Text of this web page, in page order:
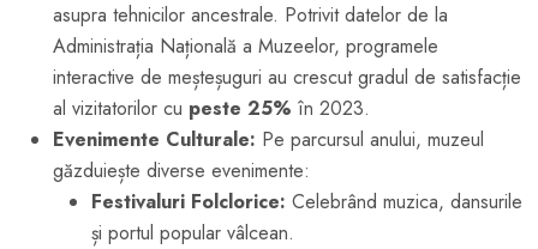
asupra tehnicilor ancestrale. Potrivit datelor de la
Administrația Națională a Muzeelor, programele
interactive de meșteșuguri au crescut gradul de satisfacție
al vizitatorilor cu peste 25% în 2023.
Evenimente Culturale: Pe parcursul anului, muzeul
găzduiește diverse evenimente:
Festivaluri Folclorice: Celebrând muzica, dansurile
și portul popular vâlcean.